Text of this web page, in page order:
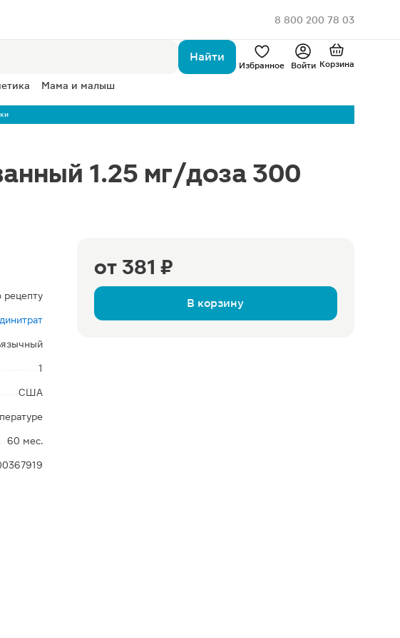
8 800 200 78 03
Найти
Избранное Войти Корзина
Мама и малыш
1.25 мг/доза 300
от 381 ₽
В корзину
рецепту
1
США
60 мес.